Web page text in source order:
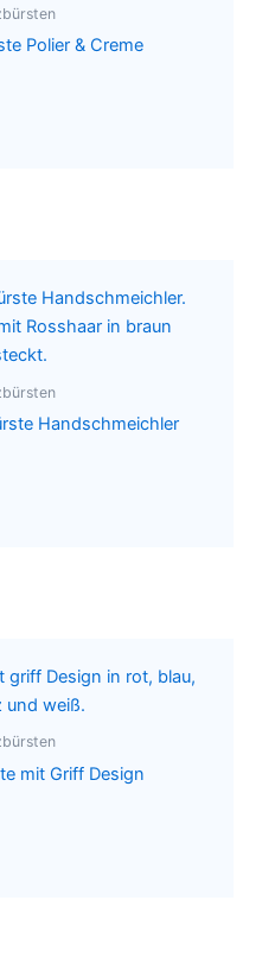
Polier & Creme
Handschmeichler
mit Griff Design